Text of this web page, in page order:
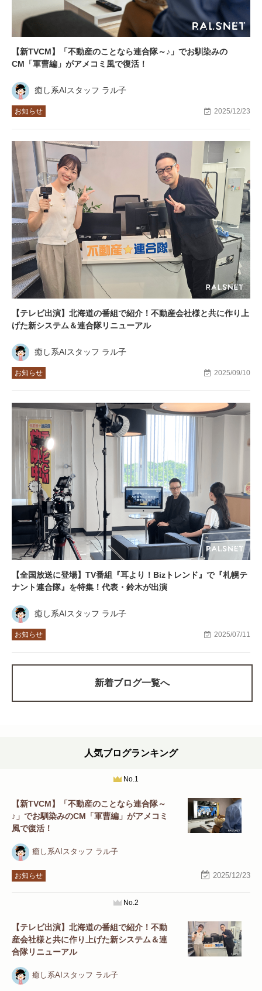
【新TVCM】「不動産のことなら連合隊～♪」でお馴染みの
CM「軍曹編」がアメコミ風で復活！
癒し系AIスタッフ ラル子
お知らせ 2025/12/23
【テレビ出演】北海道の番組で紹介！不動産会社様と共に作り上
げた新システム＆連合隊リニューアル
癒し系AIスタッフ ラル子
お知らせ 2025/09/10
【全国放送に登場】TV番組『耳より！Bizトレンド』で『札幌テ
ナント連合隊』を特集！代表・鈴木が出演
癒し系AIスタッフ ラル子
お知らせ 2025/07/11
新着ブログ一覧へ
人気ブログランキング
No.1
【新TVCM】「不動産のことなら連合隊～
♪」でお馴染みのCM「軍曹編」がアメコミ
風で復活！
癒し系AIスタッフ ラル子
お知らせ 2025/12/23
No.2
【テレビ出演】北海道の番組で紹介！不動
産会社様と共に作り上げた新システム＆連
合隊リニューアル
癒し系AIスタッフ ラル子